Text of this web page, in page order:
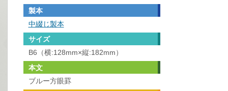
製本
中綴じ製本
サイズ
B6（横:128mm×縦:182mm）
本文
ブルー方眼罫